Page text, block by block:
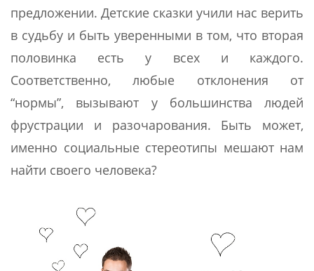
предложении. Детские сказки учили нас верить
в судьбу и быть уверенными в том, что вторая
половинка есть у всех и каждого.
Соответственно, любые отклонения от
“нормы”, вызывают у большинства людей
фрустрации и разочарования. Быть может,
именно социальные стереотипы мешают нам
найти своего человека?